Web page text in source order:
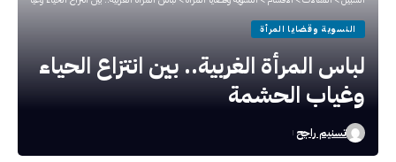
النسوية وقضايا المرأة
لباس المرأة الغربية.. بين انتزاع الحياء
وغياب الحشمة
تسنيم راجح